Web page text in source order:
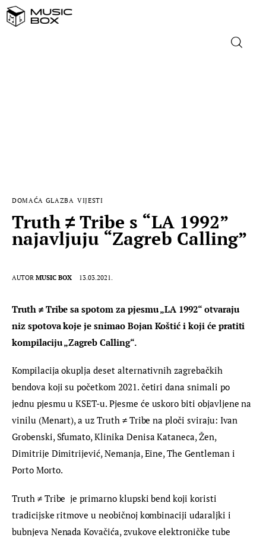
MUSIC BOX
DOMAĆA GLAZBA VIJESTI
Truth ≠ Tribe s “LA 1992”
najavljuju “Zagreb Calling”
AUTOR MUSIC BOX 13.03.2021.
Truth ≠ Tribe sa spotom za pjesmu „LA 1992“ otvaraju
niz spotova koje je snimao Bojan Koštić i koji će pratiti
kompilaciju „Zagreb Calling“.
Kompilacija okuplja deset alternativnih zagrebačkih
bendova koji su početkom 2021. četiri dana snimali po
jednu pjesmu u KSET-u. Pjesme će uskoro biti objavljene na
vinilu (Menart), a uz Truth ≠ Tribe na ploči sviraju: Ivan
Grobenski, Sfumato, Klinika Denisa Kataneca, Žen,
Dimitrije Dimitrijević, Nemanja, Eine, The Gentleman i
Porto Morto.
Truth ≠ Tribe  je primarno klupski bend koji koristi
tradicijske ritmove u neobičnoj kombinaciji udaraljki i
bubnjeva Nenada Kovačića, zvukove elektroničke tube